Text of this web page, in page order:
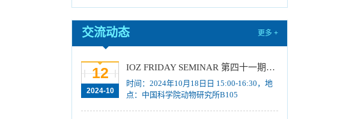
取资格公示[2024-10-15]
2025年招收推荐免试硕士（含直博）研究生第
五批拟录取结果公示
创新细胞技术研发平台项目水土保持方案报告的公
示[2024-10-15]
交流动态 更多 +
12
2024-10
IOZ FRIDAY SEMINAR 第四十一期：昆虫形态多样性及其宏演化动态
时间：2024年10月18日日 15:00-16:30，地
点：中国科学院动物研究所B105